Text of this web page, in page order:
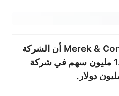
أظهر ملف Merek & Company 13F أن الشركة
أبلغت عن امتلاكها 1.214 مليون سهم في شركة